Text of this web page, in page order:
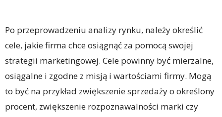
Po przeprowadzeniu analizy rynku, należy określić
cele, jakie firma chce osiągnąć za pomocą swojej
strategii marketingowej. Cele powinny być mierzalne,
osiągalne i zgodne z misją i wartościami firmy. Mogą
to być na przykład zwiększenie sprzedaży o określony
procent, zwiększenie rozpoznawalności marki czy